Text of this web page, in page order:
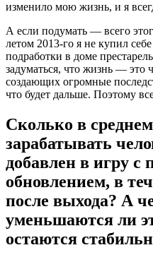
изменило мою жизнь, и я
А если подумать — всего
летом 2013-го я не купил
подработки в доме
задуматься, что жизнь — это
создающих огромные
что будет дальше. Поэтому
Сколько в
зарабатывать
добавлен в игру с
обновлением, в
после выхода? А
уменьшаются ли
остаются